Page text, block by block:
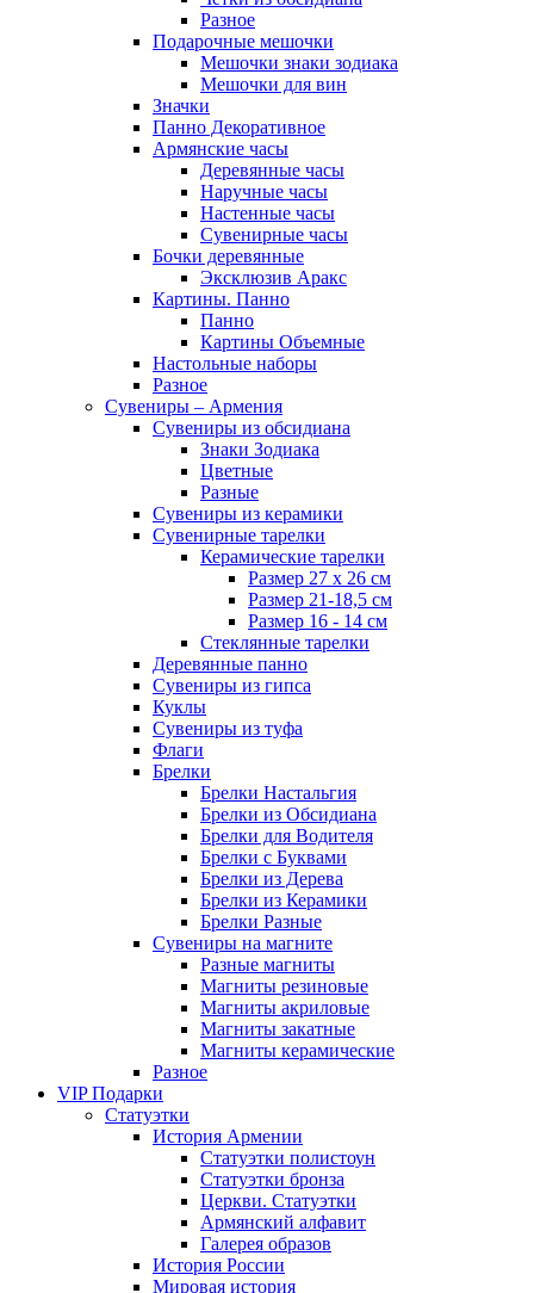
Разное
Подарочные мешочки
Мешочки знаки зодиака
Мешочки для вин
Значки
Панно Декоративное
Армянские часы
Деревянные часы
Наручные часы
Настенные часы
Сувенирные часы
Бочки деревянные
Эксклюзив Аракс
Картины. Панно
Панно
Картины Объемные
Настольные наборы
Разное
Сувениры – Армения
Сувениры из обсидиана
Знаки Зодиака
Цветные
Разные
Сувениры из керамики
Сувенирные тарелки
Керамические тарелки
Размер 27 х 26 см
Размер 21-18,5 см
Размер 16 - 14 см
Стеклянные тарелки
Деревянные панно
Сувениры из гипса
Куклы
Сувениры из туфа
Флаги
Брелки
Брелки Настальгия
Брелки из Обсидиана
Брелки для Водителя
Брелки с Буквами
Брелки из Дерева
Брелки из Керамики
Брелки Разные
Сувениры на магните
Разные магниты
Магниты резиновые
Магниты акриловые
Магниты закатные
Магниты керамические
Разное
VIP Подарки
Статуэтки
История Армении
Статуэтки полистоун
Статуэтки бронза
Церкви. Статуэтки
Армянский алфавит
Галерея образов
История России
Мировая история